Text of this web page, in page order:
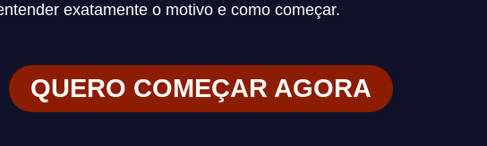
exatamente o motivo e como começar.
QUERO COMEÇAR AGORA